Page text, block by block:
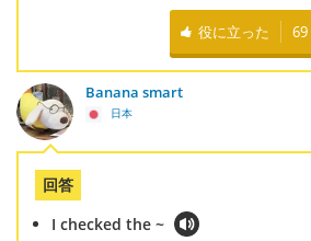
役に立った 69
Banana smart
日本
回答
I checked the ~